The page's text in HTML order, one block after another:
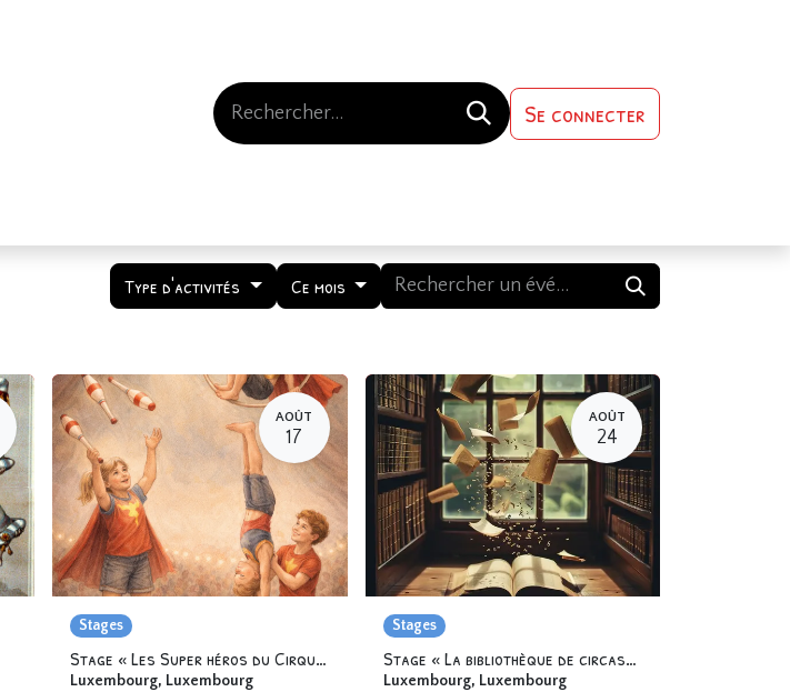
Se connecter
Type d'activités Ce mois
AOÛT
17
Stages
Stage « Les Super héros du Cirque » 6-12 ans
Luxembourg, Luxembourg
AOÛT
24
Stages
Stage « La bibliothèque de circassien.ne.s » 6-12 ans
Luxembourg, Luxembourg